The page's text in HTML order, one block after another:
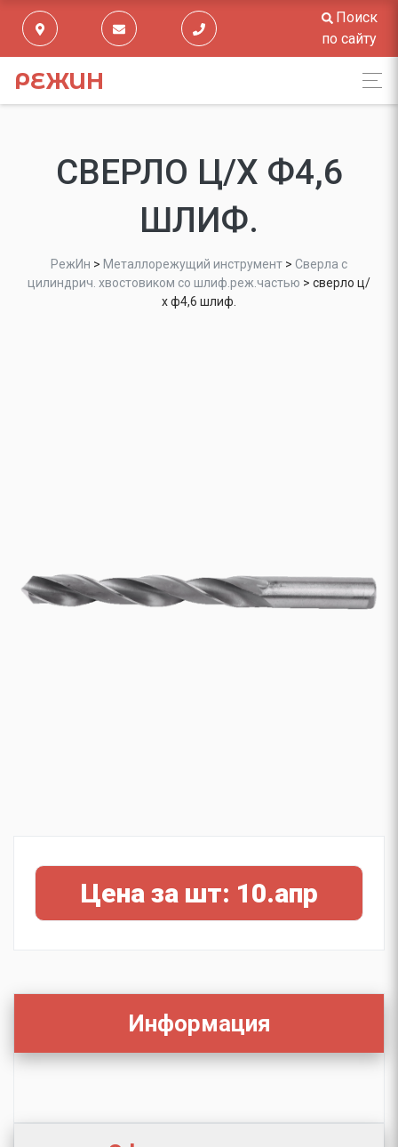
Поиск
по сайту
РЕЖИН
СВЕРЛО Ц/Х Ф4,6
ШЛИФ.
РежИн > Металлорежущий инструмент > Сверла с
цилиндрич. хвостовиком со шлиф.реж.частью > сверло ц/
х ф4,6 шлиф.
Цена за шт: 10.апр
Информация